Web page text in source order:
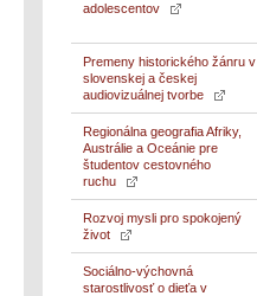
adolescentov
Premeny historického žánru v
slovenskej a českej
audiovizuálnej tvorbe
Regionálna geografia Afriky,
Austrálie a Oceánie pre
študentov cestovného
ruchu
Rozvoj mysli pro spokojený
život
Sociálno-výchovná
starostlivosť o dieťa v